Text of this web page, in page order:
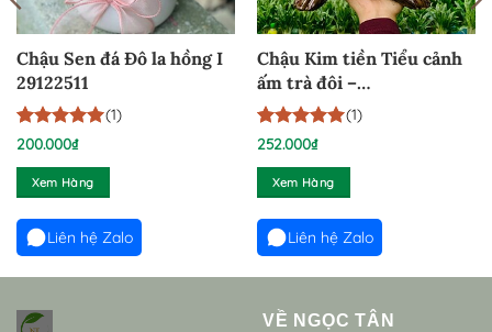
Chậu Sen đá Đô la hồng I
29122511
5trên 5
1
đánh giá
(1)
200.000₫
Xem Hàng
Liên hệ Zalo
Chậu Kim tiền Tiểu cảnh
ấm trà đôi –
KTATD14092024
5trên 5
1
đánh giá
(1)
252.000₫
Xem Hàng
Liên hệ Zalo
VỀ NGỌC TÂN